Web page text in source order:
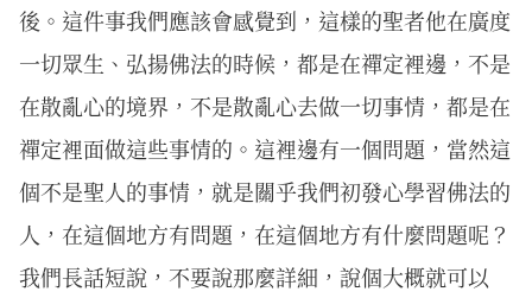
後。這件事我們應該會感覺到，這樣的聖者他在廣度
一切眾生、弘揚佛法的時候，都是在禪定裡邊，不是
在散亂心的境界，不是散亂心去做一切事情，都是在
禪定裡面做這些事情的。這裡邊有一個問題，當然這
個不是聖人的事情，就是關乎我們初發心學習佛法的
人，在這個地方有問題，在這個地方有什麼問題呢？
我們長話短說，不要說那麼詳細，說個大概就可以